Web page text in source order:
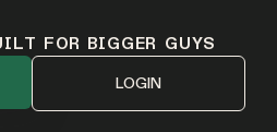
FOR BIGGER GUYS
LOGIN